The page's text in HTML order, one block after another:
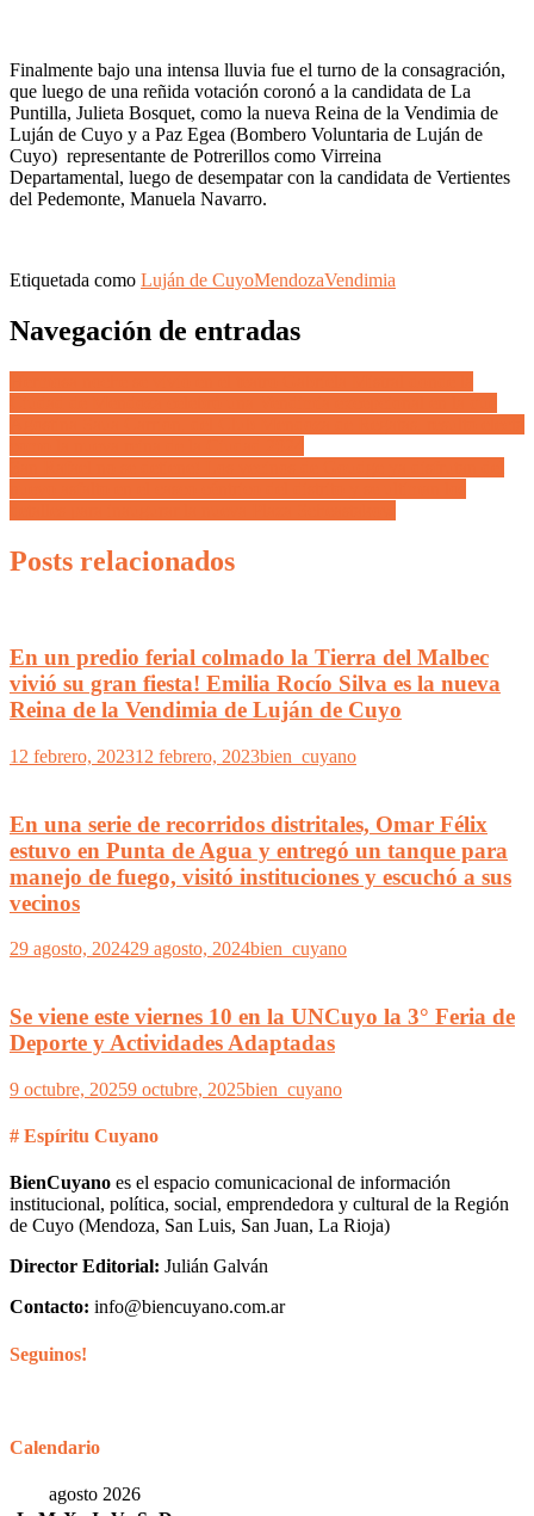
Finalmente bajo una intensa lluvia fue el turno de la consagración,
que luego de una reñida votación coronó a la candidata de La
Puntilla, Julieta Bosquet, como la nueva Reina de la Vendimia de
Luján de Cuyo y a Paz Egea (Bombero Voluntaria de Luján de
Cuyo) representante de Potrerillos como Virreina
Departamental, luego de desempatar con la candidata de Vertientes
del Pedemonte, Manuela Navarro.
Etiquetada como Luján de CuyoMendozaVendimia
Navegación de entradas
Posts relacionados
En un predio ferial colmado la Tierra del Malbec
vivió su gran fiesta! Emilia Rocío Silva es la nueva
Reina de la Vendimia de Luján de Cuyo
12 febrero, 202312 febrero, 2023bien_cuyano
En una serie de recorridos distritales, Omar Félix
estuvo en Punta de Agua y entregó un tanque para
manejo de fuego, visitó instituciones y escuchó a sus
vecinos
29 agosto, 202429 agosto, 2024bien_cuyano
Se viene este viernes 10 en la UNCuyo la 3° Feria de
Deporte y Actividades Adaptadas
9 octubre, 20259 octubre, 2025bien_cuyano
# Espíritu Cuyano
BienCuyano es el espacio comunicacional de información
institucional, política, social, emprendedora y cultural de la Región
de Cuyo (Mendoza, San Luis, San Juan, La Rioja)
Director Editorial: Julián Galván
Contacto: info@biencuyano.com.ar
Seguinos!
Calendario
agosto 2026